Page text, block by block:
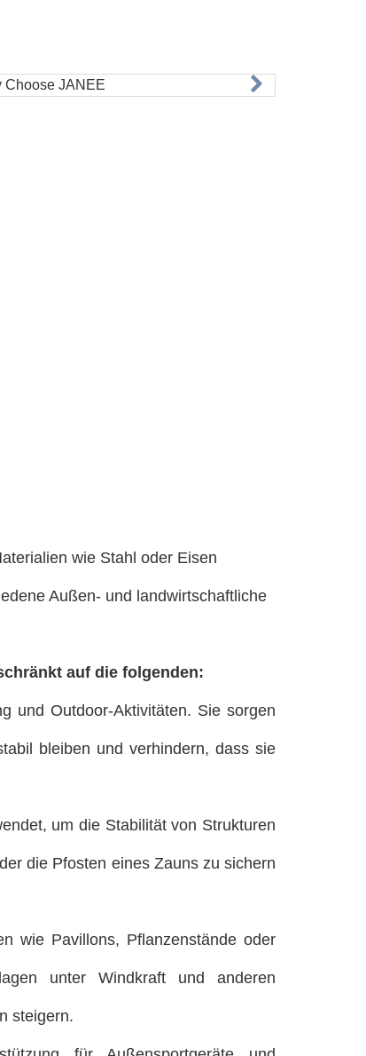
wie Stahl oder Eisen
Außen- und landwirtschaftliche
auf die folgenden:
und Outdoor-Aktivitäten. Sie sorgen
bleiben und verhindern, dass sie
um die Stabilität von Strukturen
die Pfosten eines Zauns zu sichern
wie Pavillons, Pflanzenstände oder
unter Windkraft und anderen
steigern.